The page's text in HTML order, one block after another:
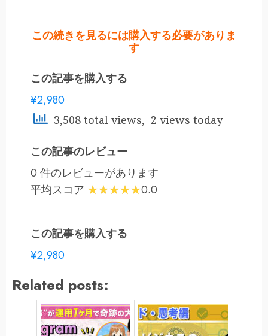
この続きを見るには購入する必要がありま
す
この記事を購入する
¥2,980
3,508 total views, 2 views today
この記事のレビュー
0 件のレビューがあります
平均スコア
0.0
この記事を購入する
¥2,980
Related posts: